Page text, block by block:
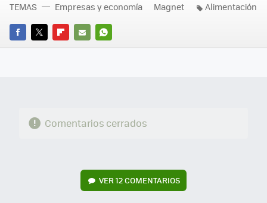
FACEBOOK
TWITTERFLIPBOARD
E-
WHATSAPP
TEMAS Empresas y economía Magnet Alimentación
Comentarios cerrados
VER 12 COMENTARIOS